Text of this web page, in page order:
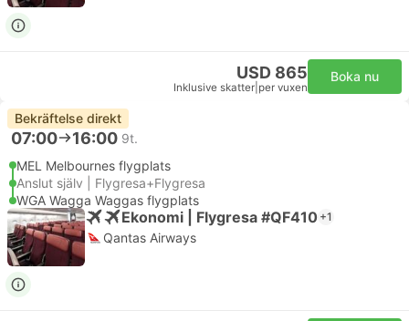
USD 865
Inklusive skatter per vuxen
Boka nu
Bekräftelse direkt
07:00 16:00 9t.
MEL Melbournes flygplats
Anslut själv | Flygresa+Flygresa
WGA Wagga Waggas flygplats
Ekonomi | Flygresa #QF410 +1
Qantas Airways